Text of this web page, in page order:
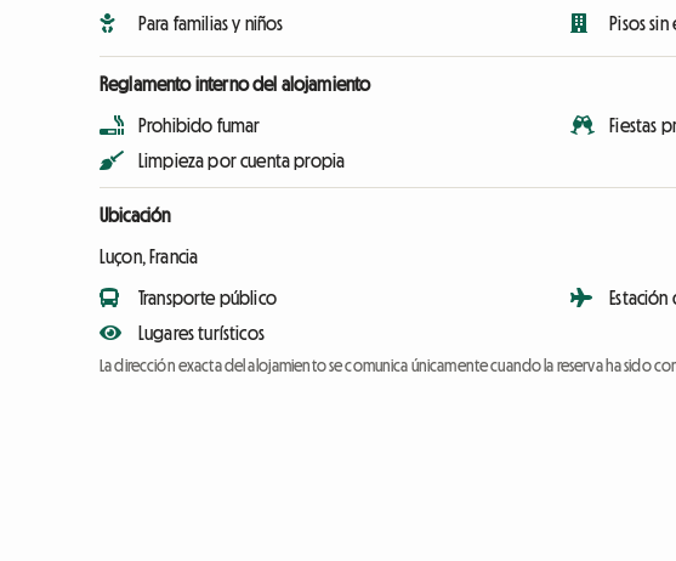
Para familias y niños
Pisos
Reglamento interno del alojamiento
Prohibido fumar
Limpieza por cuenta propia
Fiestas
Ubicación
Luçon, Francia
Transporte público
Lugares turísticos
La dirección exacta del alojamiento se comunica únicamente cuando la reserva ha sido